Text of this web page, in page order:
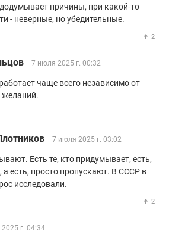
причины, при какой-то
- неверные, но убедительные.
2
7 июля 2025 г. 00:32
чаще всего независимо от
желаний.
7 июля 2025 г. 03:02
Есть те, кто придумывает, есть,
а есть, просто пропускают. В СССР в
исследовали.
2
г. 04:34